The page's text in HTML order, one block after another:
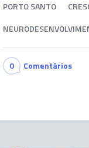
PORTO SANTO
0 Comentários